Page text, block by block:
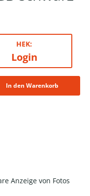
HEK:
Login
In den Warenkorb
Anzeige von Fotos